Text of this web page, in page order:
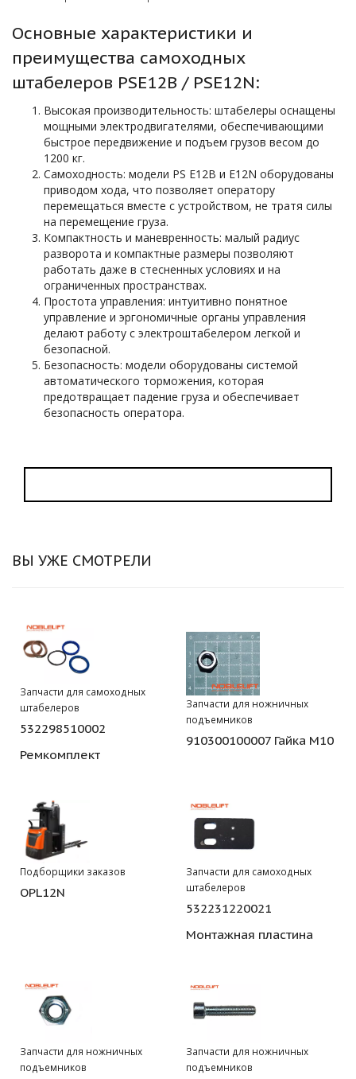
Основные характеристики и
преимущества самоходных
штабелеров PSE12B / PSE12N:
Высокая производительность: штабелеры оснащены
мощными электродвигателями, обеспечивающими
быстрое передвижение и подъем грузов весом до
1200 кг.
Самоходность: модели PS E12B и E12N оборудованы
приводом хода, что позволяет оператору
перемещаться вместе с устройством, не тратя силы
на перемещение груза.
Компактность и маневренность: малый радиус
разворота и компактные размеры позволяют
работать даже в стесненных условиях и на
ограниченных пространствах.
Простота управления: интуитивно понятное
управление и эргономичные органы управления
делают работу с электроштабелером легкой и
безопасной.
Безопасность: модели оборудованы системой
автоматического торможения, которая
предотвращает падение груза и обеспечивает
безопасность оператора.
ВЫ УЖЕ СМОТРЕЛИ
Запчасти для самоходных
штабелеров
532298510002
Ремкомплект
Запчасти для ножничных
подъемников
910300100007 Гайка М10
Подборщики заказов
OPL12N
Запчасти для самоходных
штабелеров
532231220021
Монтажная пластина
Запчасти для ножничных
подъемников
Запчасти для ножничных
подъемников